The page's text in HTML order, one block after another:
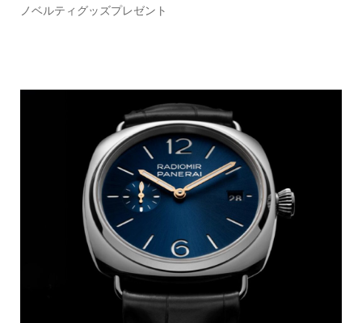
ノベルティグッズプレゼント